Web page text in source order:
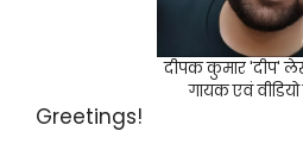
दीपक कुमार 'दीप'
गायक एवं वीडियो
Greetings!